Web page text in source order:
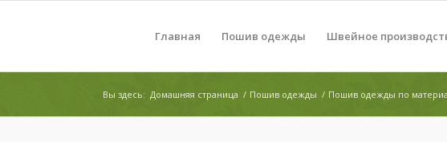
Главная Пошив одежды Швейное
Вы здесь: Домашняя страница / Пошив одежды / Пошив одежды по